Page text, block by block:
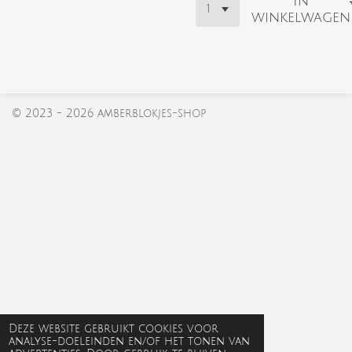
Deze website gebruikt cookies voor
analyse-doeleinden en/of het tonen van
winkelwagen
© 2023 - 2026 amberblokjes-shop